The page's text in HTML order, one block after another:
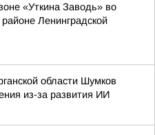
«Уткина Заводь» во
Ленинградской
области Шумков
из-за развития ИИ